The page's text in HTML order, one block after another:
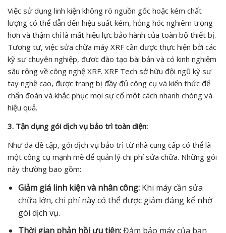
Việc sử dụng linh kiện không rõ nguồn gốc hoặc kém chất
lượng có thể dẫn đến hiệu suất kém, hỏng hóc nghiêm trọng
hơn và thậm chí là mất hiệu lực bảo hành của toàn bộ thiết bị.
Tương tự, việc sửa chữa máy XRF cần được thực hiện bởi các
kỹ sư chuyên nghiệp, được đào tạo bài bản và có kinh nghiệm
sâu rộng về công nghệ XRF. XRF Tech sở hữu đội ngũ kỹ sư
tay nghề cao, được trang bị đầy đủ công cụ và kiến thức để
chẩn đoán và khắc phục mọi sự cố một cách nhanh chóng và
hiệu quả.
3. Tận dụng gói dịch vụ bảo trì toàn diện:
Như đã đề cập, gói dịch vụ bảo trì từ nhà cung cấp có thể là
một công cụ mạnh mẽ để quản lý chi phí sửa chữa. Những gói
này thường bao gồm:
Giảm giá linh kiện và nhân công:Khi máy cần sửa
chữa lớn, chi phí này có thể được giảm đáng kể nhờ
gói dịch vụ.
Thời gian phản hồi ưu tiên:Đảm bảo máy của bạn